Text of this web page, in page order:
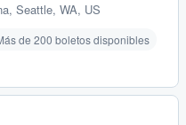
, Seattle, WA, US
de 200 boletos disponibles